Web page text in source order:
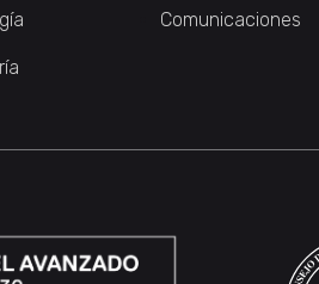
Comunicaciones